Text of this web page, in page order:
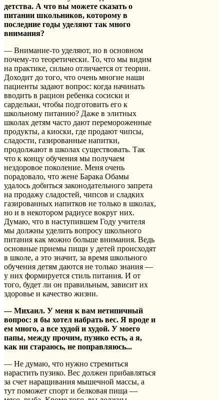
детства. А что вы можете сказать о
питании школьников, которому в
последние годы уделяют так много
внимания?
— Внимание-то уделяют, но в основном
почему-то теоретически. То, что мы видим
на практике, сильно отличается от теории.
Доходит до того, что очень многие наши
пациенты задают вопрос: когда начинать
вводить в рацион ребенка сосиски и
сардельки, чтобы подготовить его к
школьному питанию? Даже в элитных
школах детям часто дают перемороженные
продукты, а киоски, где продают чипсы,
сладости, газированные напитки,
продолжают в школах существовать. Так
что к концу обучения мы получаем
нездоровое поколение. Меня очень
порадовало, что жене Барака Обамы
удалось добиться законодательного запрета
на продажу сладостей, чипсов и сладких
газированных напитков не только в школах,
но и в некотором радиусе вокруг них.
Думаю, что в наступившем Году учителя
мы должны уделить вопросу школьного
питания как можно больше внимания. Ведь
основные приемы пищи у детей происходят
в школе, а это значит, за время школьного
обучения детям даются не только знания —
у них формируется стиль питания. И от
того, будет ли он правильным, зависит их
здоровье и качество жизни.
— Михаил. У меня к вам нетипичный
вопрос: я бы хотел набрать вес. Я вроде и
ем много, а все худой и худой. У моего
папы, между прочим, пузико есть, а я,
как ни стараюсь, не поправляюсь...
— Не думаю, что нужно стремиться
нарастить пузико. Вес должен прибавляться
за счет наращивания мышечной массы, а
тут поможет спорт и белковая пища —